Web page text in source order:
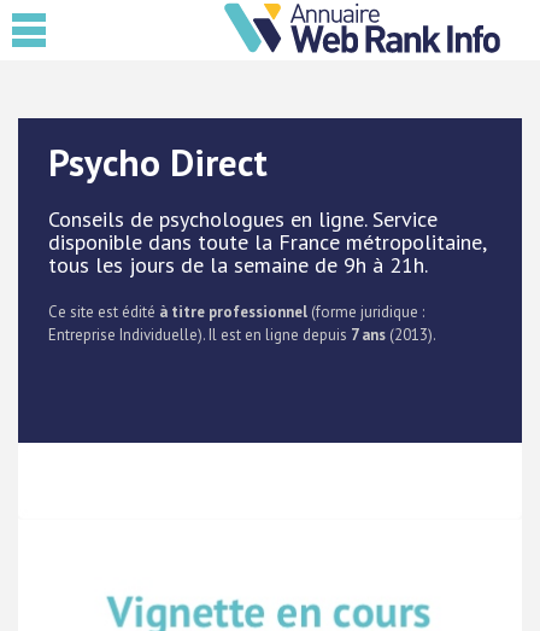
Psycho Direct
Conseils de psychologues en ligne. Service
disponible dans toute la France métropolitaine,
tous les jours de la semaine de 9h à 21h.
Ce site est édité à titre professionnel (forme juridique :
Entreprise Individuelle). Il est en ligne depuis 7 ans (2013).